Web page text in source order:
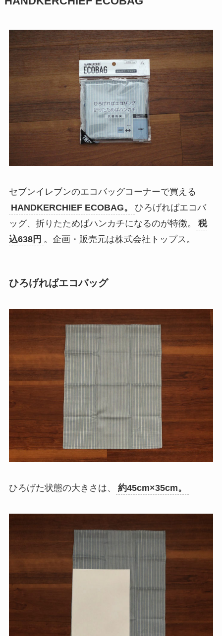
セブンイレブンのエコバッグコーナーで買える
HANDKERCHIEF ECOBAG。
ひろげればエコバ
ッグ、折りたためばハンカチになるのが特徴。
税
込638円 。企画・販売元は株式会社トップス。
ひろげればエコバッグ
ひろげた状態の大きさは、 約45cm×35cm。